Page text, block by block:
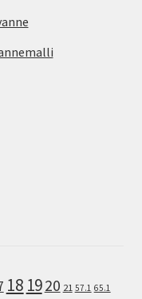
18 1920 21 57.1 65.1